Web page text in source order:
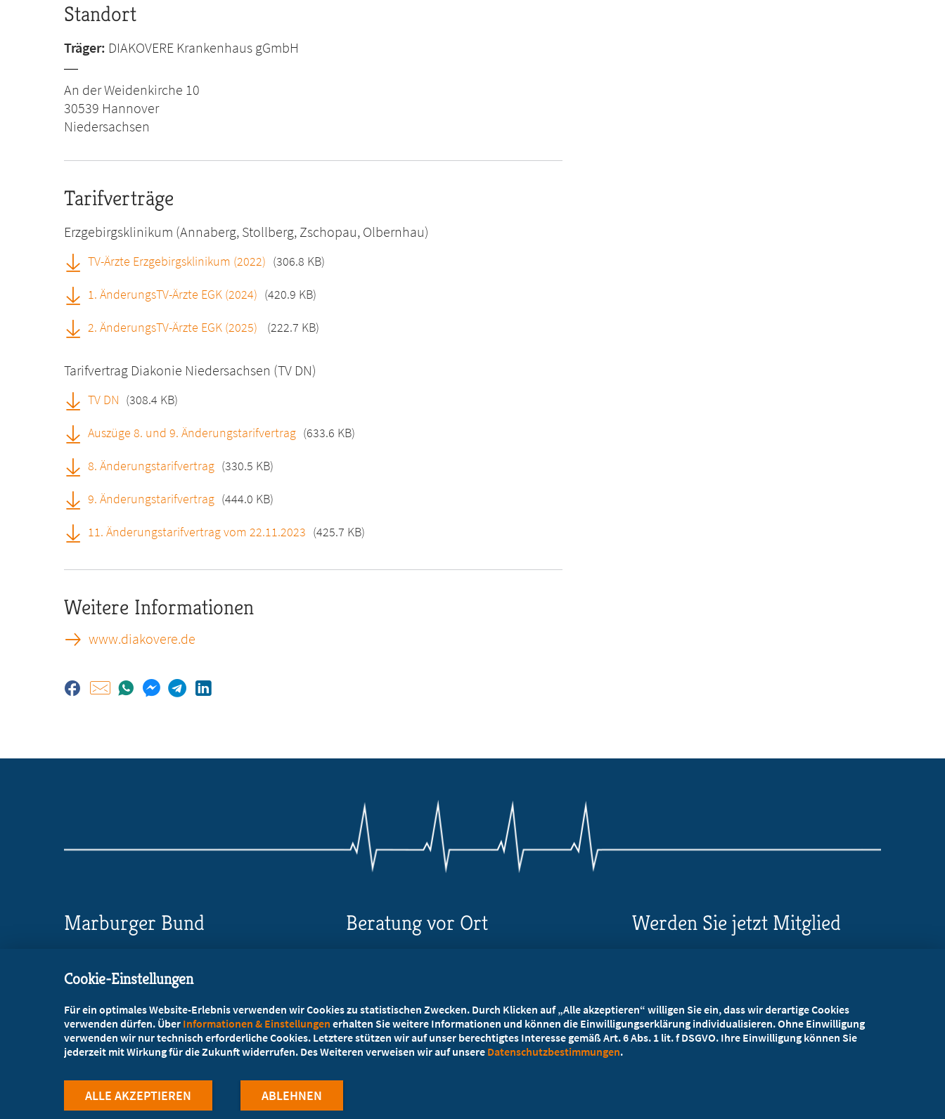
Standort
Träger: DIAKOVERE Krankenhaus gGmbH
An der Weidenkirche 10
30539 Hannover
Niedersachsen
Tarifverträge
Erzgebirgsklinikum (Annaberg, Stollberg, Zschopau, Olbernhau)
TV-Ärzte Erzgebirgsklinikum (2022) (306.8 KB)
1. ÄnderungsTV-Ärzte EGK (2024) (420.9 KB)
2. ÄnderungsTV-Ärzte EGK (2025) (222.7 KB)
Tarifvertrag Diakonie Niedersachsen (TV DN)
TV DN (308.4 KB)
Auszüge 8. und 9. Änderungstarifvertrag (633.6 KB)
8. Änderungstarifvertrag (330.5 KB)
9. Änderungstarifvertrag (444.0 KB)
11. Änderungstarifvertrag vom 22.11.2023 (425.7 KB)
Weitere Informationen
www.diakovere.de
Marburger Bund
Berliner Allee 20 a, 30175 Hannover
+49 511 543066-0
+49 511 543066-99
Beratung vor Ort Werden Sie jetzt Mitglied
Kostenlos für Studierende
Cookie-Einstellungen
Für ein optimales Website-Erlebnis verwenden wir Cookies zu statistischen Zwecken. Durch Klicken auf „Alle akzeptieren“ willigen Sie ein, dass wir derartige Cookies
verwenden dürfen. Über Informationen & Einstellungen erhalten Sie weitere Informationen und können die Einwilligungserklärung individualisieren. Ohne Einwilligung
verwenden wir nur technisch erforderliche Cookies. Letztere stützen wir auf unser berechtigtes Interesse gemäß Art. 6 Abs. 1 lit. f DSGVO. Ihre Einwilligung können Sie
jederzeit mit Wirkung für die Zukunft widerrufen. Des Weiteren verweisen wir auf unsere Datenschutzbestimmungen.
ABLEHNEN
ALLE AKZEPTIEREN